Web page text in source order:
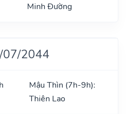
Minh Đường
07/2044
Mậu Thìn (7h-9h):
Thiên Lao